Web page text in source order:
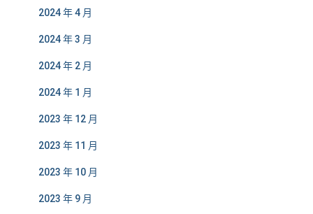
2024 年 4 月
2024 年 3 月
2024 年 2 月
2024 年 1 月
2023 年 12 月
2023 年 11 月
2023 年 10 月
2023 年 9 月